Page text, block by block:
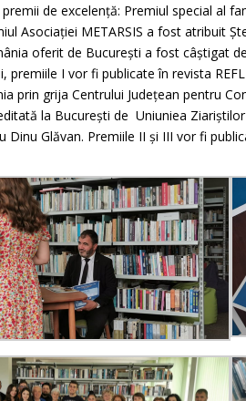
de excelență: Premiul special al
Asociației METARSIS a fost atribuit
oferit de București a fost câștigat
premiile I vor fi publicate în revista
prin grija Centrului Județean pentru
la București de Uniuniea
Glăvan. Premiile II și III vor fi